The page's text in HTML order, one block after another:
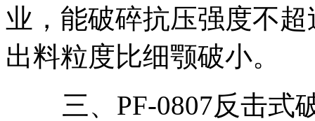
业，能破碎抗压强度不
出料粒度比细颚破小。
三、PF-0807反击式